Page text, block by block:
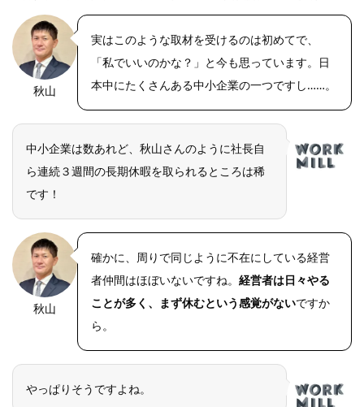
OLYMPUS
秋山
実はこのような取材を受けるのは初めてで、
「私でいいのかな？」と今も思っています。日
本中にたくさんある中小企業の一つですし……。
中小企業は数あれど、秋山さんのように社長自
ら連続３週間の長期休暇を取られるところは稀
です！
OLYMPUS
秋山
確かに、周りで同じように不在にしている経営
者仲間はほぼいないですね。 経営者は日々やる
ことが多く、まず休むという感覚がないですか
ら。
やっぱりそうですよね。